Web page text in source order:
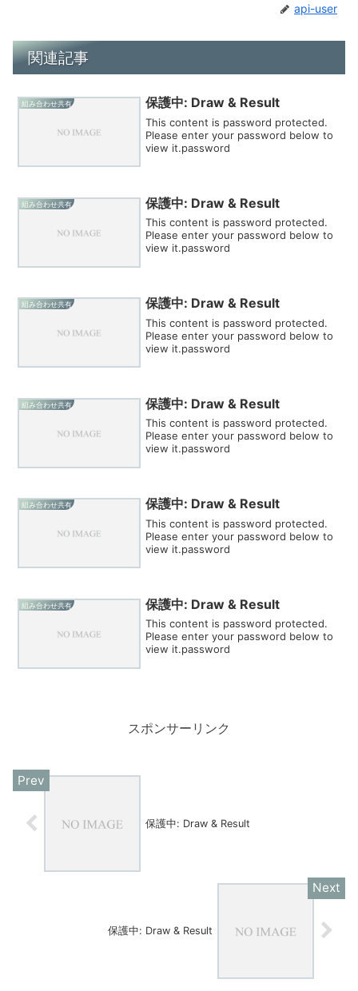
api-user
関連記事
組み合わせ共有 保護中: Draw & Result
This content is password protected.
Please enter your password below to
view it.password
組み合わせ共有 保護中: Draw & Result
This content is password protected.
Please enter your password below to
view it.password
組み合わせ共有 保護中: Draw & Result
This content is password protected.
Please enter your password below to
view it.password
組み合わせ共有 保護中: Draw & Result
This content is password protected.
Please enter your password below to
view it.password
組み合わせ共有 保護中: Draw & Result
This content is password protected.
Please enter your password below to
view it.password
組み合わせ共有 保護中: Draw & Result
This content is password protected.
Please enter your password below to
view it.password
スポンサーリンク
保護中: Draw & Result
保護中: Draw & Result